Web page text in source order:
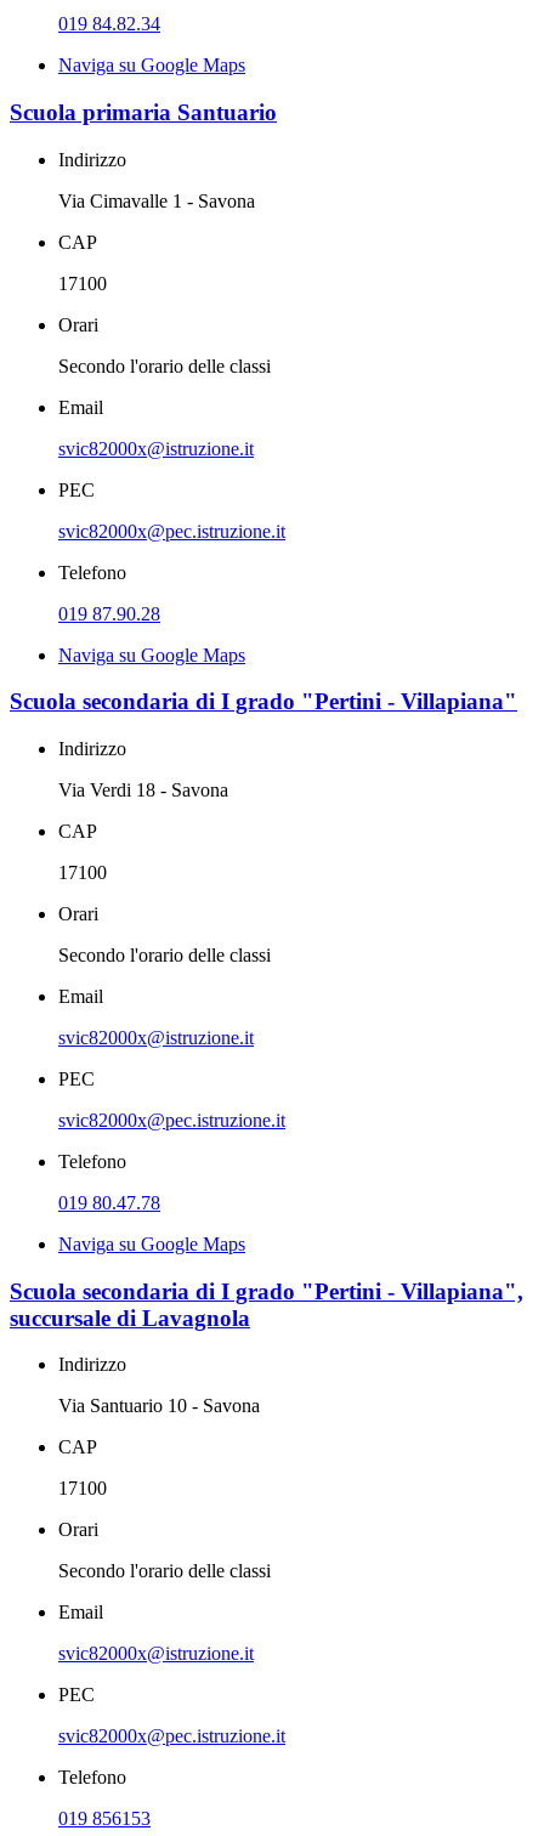
019 84.82.34
Naviga su Google Maps
Scuola primaria Santuario
Indirizzo
Via Cimavalle 1 - Savona
CAP
17100
Orari
Secondo l'orario delle classi
Email
svic82000x@istruzione.it
PEC
svic82000x@pec.istruzione.it
Telefono
019 87.90.28
Naviga su Google Maps
Scuola secondaria di I grado "Pertini - Villapiana"
Indirizzo
Via Verdi 18 - Savona
CAP
17100
Orari
Secondo l'orario delle classi
Email
svic82000x@istruzione.it
PEC
svic82000x@pec.istruzione.it
Telefono
019 80.47.78
Naviga su Google Maps
Scuola secondaria di I grado "Pertini - Villapiana",
succursale di Lavagnola
Indirizzo
Via Santuario 10 - Savona
CAP
17100
Orari
Secondo l'orario delle classi
Email
svic82000x@istruzione.it
PEC
svic82000x@pec.istruzione.it
Telefono
019 856153